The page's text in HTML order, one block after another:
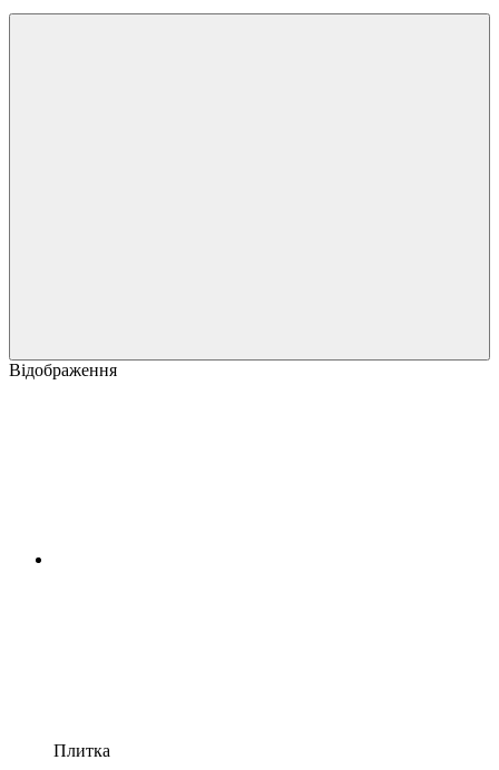
Відображення
Плитка